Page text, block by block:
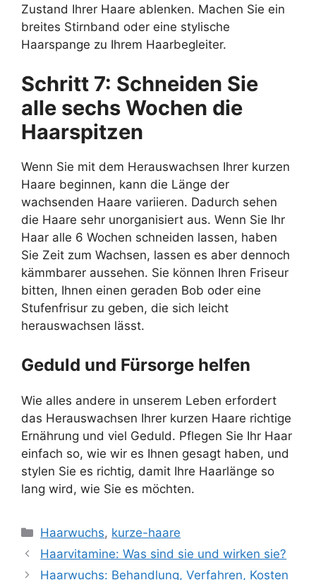
Zustand Ihrer Haare ablenken. Machen Sie ein
breites Stirnband oder eine stylische
Haarspange zu Ihrem Haarbegleiter.
Schritt 7: Schneiden Sie
alle sechs Wochen die
Haarspitzen
Wenn Sie mit dem Herauswachsen Ihrer kurzen
Haare beginnen, kann die Länge der
wachsenden Haare variieren. Dadurch sehen
die Haare sehr unorganisiert aus. Wenn Sie Ihr
Haar alle 6 Wochen schneiden lassen, haben
Sie Zeit zum Wachsen, lassen es aber dennoch
kämmbarer aussehen. Sie können Ihren Friseur
bitten, Ihnen einen geraden Bob oder eine
Stufenfrisur zu geben, die sich leicht
herauswachsen lässt.
Geduld und Fürsorge helfen
Wie alles andere in unserem Leben erfordert
das Herauswachsen Ihrer kurzen Haare richtige
Ernährung und viel Geduld. Pflegen Sie Ihr Haar
einfach so, wie wir es Ihnen gesagt haben, und
stylen Sie es richtig, damit Ihre Haarlänge so
lang wird, wie Sie es möchten.
Categories
Haarwuchs, kurze-haare
Haarvitamine: Was sind sie und wirken sie?
Haarwuchs: Behandlung, Verfahren, Kosten